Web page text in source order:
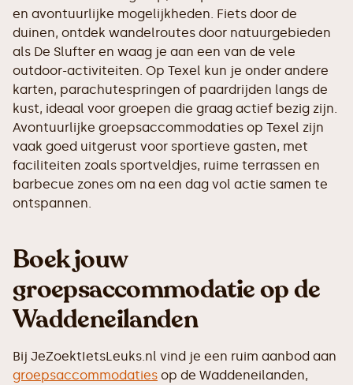
en avontuurlijke mogelijkheden. Fiets door de
duinen, ontdek wandelroutes door natuurgebieden
als De Slufter en waag je aan een van de vele
outdoor-activiteiten. Op Texel kun je onder andere
karten, parachutespringen of paardrijden langs de
kust, ideaal voor groepen die graag actief bezig zijn.
Avontuurlijke groepsaccommodaties op Texel zijn
vaak goed uitgerust voor sportieve gasten, met
faciliteiten zoals sportveldjes, ruime terrassen en
barbecue zones om na een dag vol actie samen te
ontspannen.
Boek jouw
groepsaccommodatie op de
Waddeneilanden
Bij JeZoektIetsLeuks.nl vind je een ruim aanbod aan
groepsaccommodaties op de Waddeneilanden,